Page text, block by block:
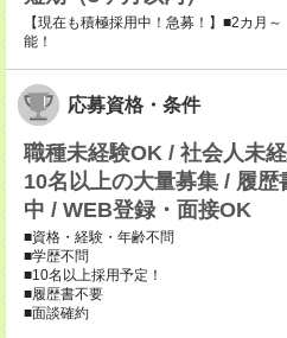
【現在も積極採用中！急募！】■2カ月
能！
応募資格・条件
職種未経験OK / 社会人未
10名以上の大量募集 / 履
中 / WEB登録・面接OK
■資格・経験・年齢不問
■学歴不問
■10名以上採用予定！
■履歴書不要
■面談確約